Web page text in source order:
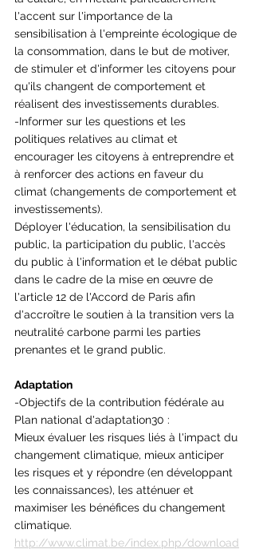
l'accent sur l'importance de la
sensibilisation à l'empreinte écologique de
la consommation, dans le but de motiver,
de stimuler et d'informer les citoyens pour
qu'ils changent de comportement et
réalisent des investissements durables.
-Informer sur les questions et les
politiques relatives au climat et
encourager les citoyens à entreprendre et
à renforcer des actions en faveur du
climat (changements de comportement et
investissements).
Déployer l'éducation, la sensibilisation du
public, la participation du public, l'accès
du public à l'information et le débat public
dans le cadre de la mise en œuvre de
l'article 12 de l'Accord de Paris afin
d'accroître le soutien à la transition vers la
neutralité carbone parmi les parties
prenantes et le grand public.
Adaptation
-Objectifs de la contribution fédérale au
Plan national d'adaptation30 :
Mieux évaluer les risques liés à l'impact du
changement climatique, mieux anticiper
les risques et y répondre (en développant
les connaissances), les atténuer et
maximiser les bénéfices du changement
climatique.
http://www.climat.be/index.php/download